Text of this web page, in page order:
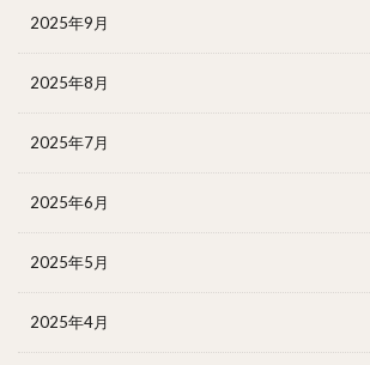
2025年9月
2025年8月
2025年7月
2025年6月
2025年5月
2025年4月